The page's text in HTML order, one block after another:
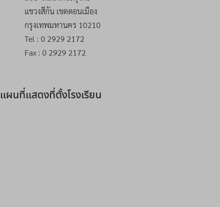
แขวงสีกัน เขตดอนเมือง
กรุงเทพมหานคร 10210
Tel : 0 2929 2172
Fax : 0 2929 2172
แผนที่แสดงที่ตั้งโรงเรียน